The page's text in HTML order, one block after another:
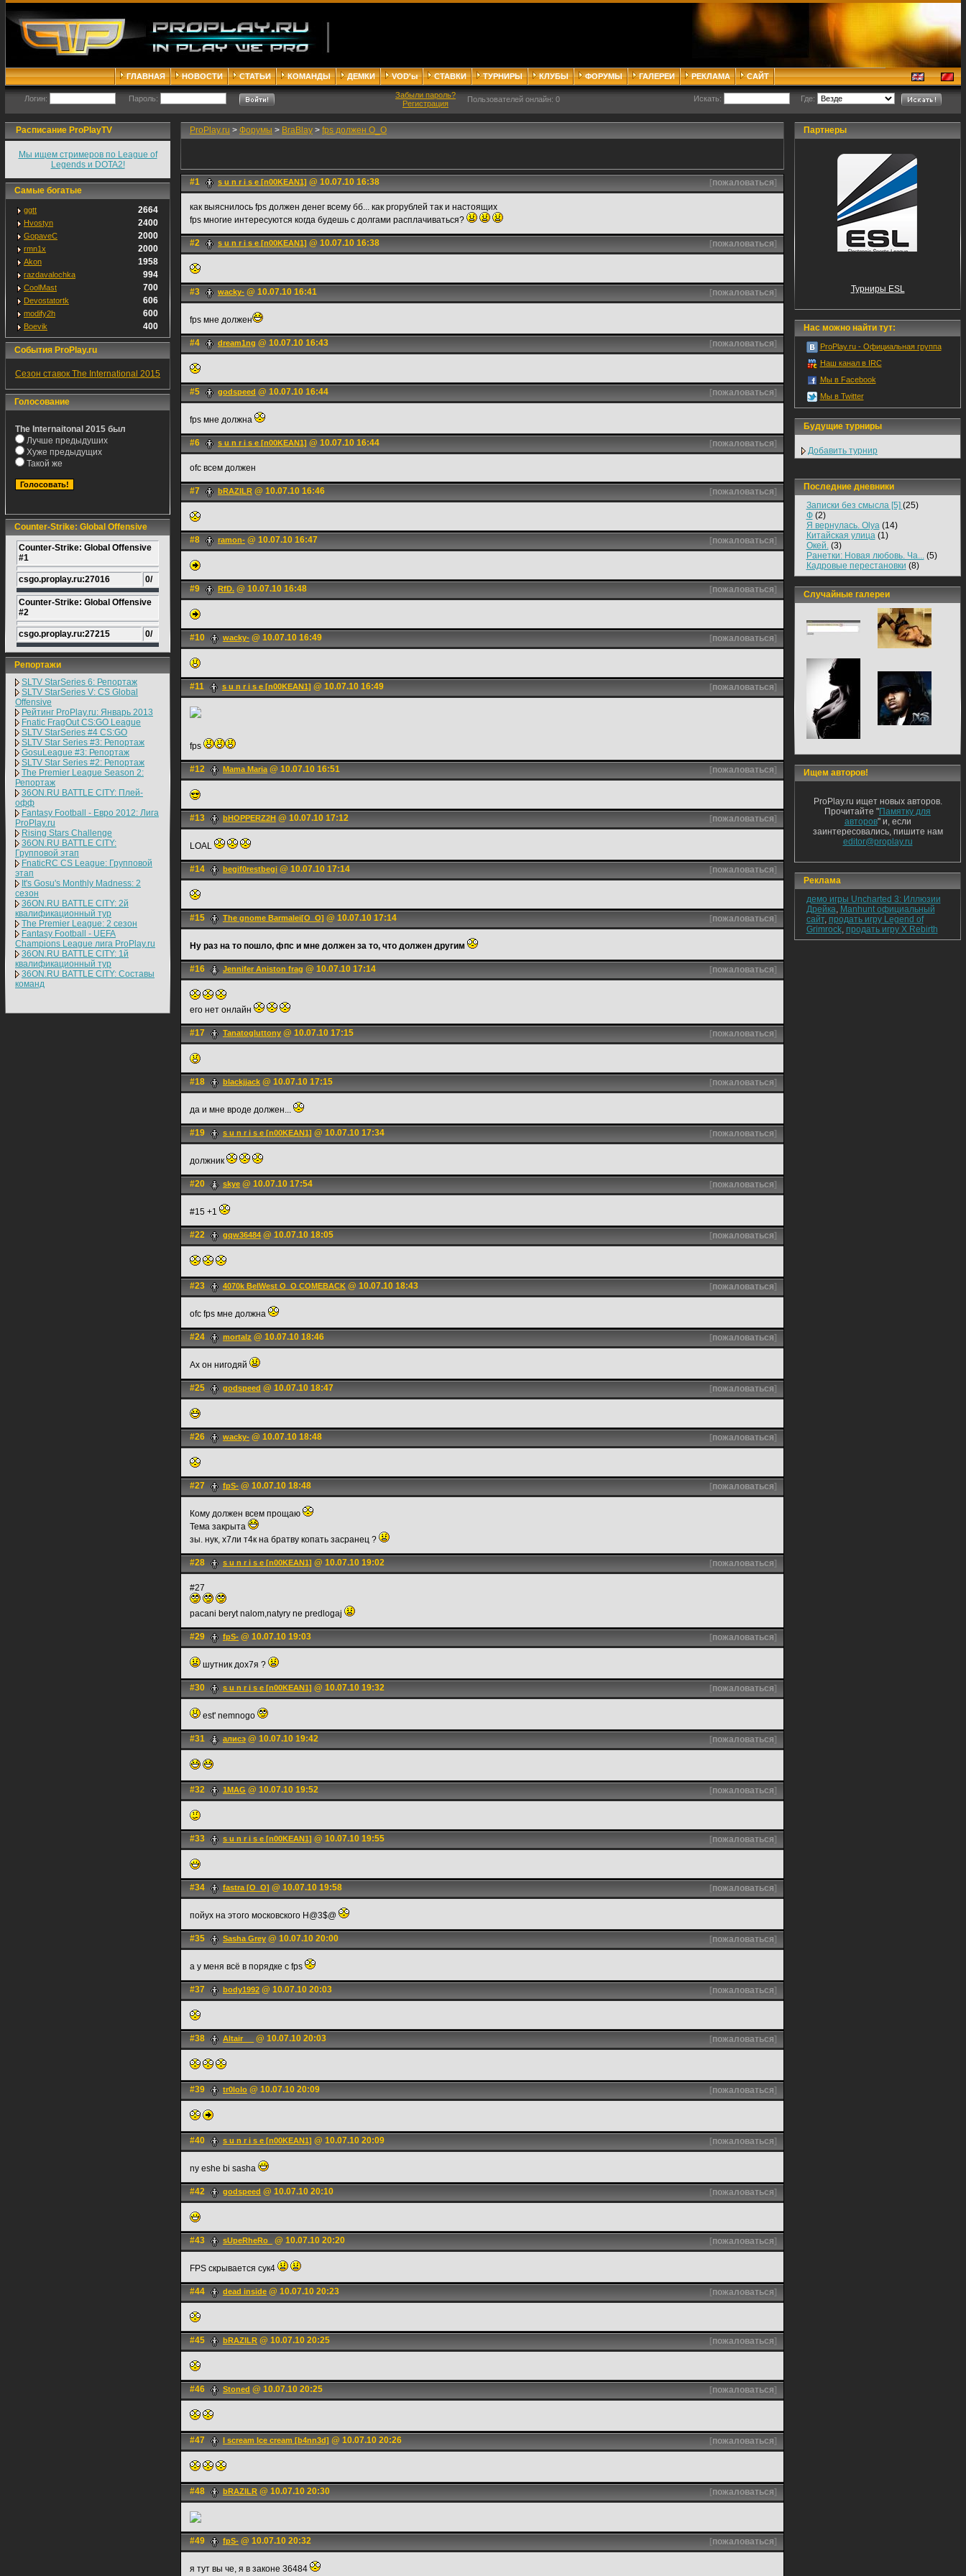
ГЛАВНАЯ НОВОСТИ СТАТЬИ КОМАНДЫ ДЕМКИ VOD'ы СТАВКИ ТУРНИРЫ КЛУБЫ ФОРУМЫ ГАЛЕРЕИ РЕКЛАМА САЙТ
Логин: Пароль:
Забыли пароль?
Регистрация
Пользователей онлайн: 0 Искать: Где:
Расписание ProPlayTV
Мы ищем стримеров по League of
Legends и DOTA2!
Самые богатые
ggtt 2664
Hvostyn 2400
GopaveC 2000
rmn1x 2000
Akon 1958
razdavalochka 994
CoolMast 700
Devostatortk 606
modify2h 600
Boevik 400
События ProPlay.ru
Сезон ставок The International 2015
Голосование
The Internaitonal 2015 был
Лучше предыдуших
Хуже предыдущих
Такой же
Counter-Strike: Global Offensive
Counter-Strike: Global Offensive
#1
csgo.proplay.ru:27016 0/
Counter-Strike: Global Offensive
#2
csgo.proplay.ru:27215 0/
Репортажи
SLTV StarSeries 6: Репортаж
SLTV StarSeries V: CS Global
Offensive
Рейтинг ProPlay.ru: Январь 2013
Fnatic FragOut CS:GO League
SLTV StarSeries #4 CS:GO
SLTV Star Series #3: Репортаж
GosuLeague #3: Репортаж
SLTV Star Series #2: Репортаж
The Premier League Season 2:
Репортаж
36ON.RU BATTLE CITY: Плей-
офф
Fantasy Football - Евро 2012: Лига
ProPlay.ru
Rising Stars Challenge
36ON.RU BATTLE CITY:
Групповой этап
FnaticRC CS League: Групповой
этап
It's Gosu's Monthly Madness: 2
сезон
36ON.RU BATTLE CITY: 2й
квалификационный тур
The Premier League: 2 cезон
Fantasy Football - UEFA
Champions League лига ProPlay.ru
36ON.RU BATTLE CITY: 1й
квалификационный тур
36ON.RU BATTLE CITY: Составы
команд
ProPlay.ru > Форумы > BraBlay > fps должен О_О
#1 s u n r i s e [n00KEAN1] @ 10.07.10 16:38 [пожаловаться]
как выяснилось fps должен денег всему бб... как proрублей так и настоящих
fps многие интересуются когда будешь с долгами расплачиваться?
#2 s u n r i s e [n00KEAN1] @ 10.07.10 16:38 [пожаловаться]
#3 wacky- @ 10.07.10 16:41 [пожаловаться]
fps мне должен
#4 dream1ng @ 10.07.10 16:43 [пожаловаться]
#5 godspeed @ 10.07.10 16:44 [пожаловаться]
fps мне должна
#6 s u n r i s e [n00KEAN1] @ 10.07.10 16:44 [пожаловаться]
ofc всем должен
#7 bRAZILR @ 10.07.10 16:46 [пожаловаться]
#8 ramon- @ 10.07.10 16:47 [пожаловаться]
#9 RfD. @ 10.07.10 16:48 [пожаловаться]
#10 wacky- @ 10.07.10 16:49 [пожаловаться]
#11 s u n r i s e [n00KEAN1] @ 10.07.10 16:49 [пожаловаться]
fps
#12 Mama Maria@ 10.07.10 16:51 [пожаловаться]
#13 bHOPPERZ2H @ 10.07.10 17:12 [пожаловаться]
LOAL
#14 begif0restbegi @ 10.07.10 17:14 [пожаловаться]
#15 The gnome Barmalei[O_O] @ 10.07.10 17:14 [пожаловаться]
Ну раз на то пошло, фпс и мне должен за то, что должен другим
#16 Jennifer Aniston frag @ 10.07.10 17:14 [пожаловаться]
его нет онлайн
#17 Tanatogluttony @ 10.07.10 17:15 [пожаловаться]
#18 blackjjack @ 10.07.10 17:15 [пожаловаться]
да и мне вроде должен...
#19 s u n r i s e [n00KEAN1] @ 10.07.10 17:34 [пожаловаться]
должник
#20 skye @ 10.07.10 17:54 [пожаловаться]
#15 +1
#22 gqw36484 @ 10.07.10 18:05 [пожаловаться]
#23 4070k BelWest O_O COMEBACK @ 10.07.10 18:43 [пожаловаться]
ofc fps мне должна
#24 mortalz @ 10.07.10 18:46 [пожаловаться]
Ах он нигодяй
#25 godspeed @ 10.07.10 18:47 [пожаловаться]
#26 wacky- @ 10.07.10 18:48 [пожаловаться]
#27 fpS- @ 10.07.10 18:48 [пожаловаться]
Кому должен всем прощаю
Тема закрыта
зы. нук, х7ли т4к на братву копать засранец ?
#28 s u n r i s e [n00KEAN1] @ 10.07.10 19:02 [пожаловаться]
#27
pacani beryt nalom,natyry ne predlogaj
#29 fpS- @ 10.07.10 19:03 [пожаловаться]
шутник дох7я ?
#30 s u n r i s e [n00KEAN1] @ 10.07.10 19:32 [пожаловаться]
est' nemnogo
#31 алисэ @ 10.07.10 19:42 [пожаловаться]
#32 1MAG @ 10.07.10 19:52 [пожаловаться]
#33 s u n r i s e [n00KEAN1] @ 10.07.10 19:55 [пожаловаться]
#34 fastra [O_O] @ 10.07.10 19:58 [пожаловаться]
пойух на этого московского H@3$@
#35 Sasha Grey @ 10.07.10 20:00 [пожаловаться]
а у меня всё в порядке с fps
#37 body1992 @ 10.07.10 20:03 [пожаловаться]
#38 Altair __ @ 10.07.10 20:03 [пожаловаться]
#39 tr0lolo @ 10.07.10 20:09 [пожаловаться]
#40 s u n r i s e [n00KEAN1] @ 10.07.10 20:09 [пожаловаться]
ny eshe bi sasha
#42 godspeed @ 10.07.10 20:10 [пожаловаться]
#43 sUpeRheRo_ @ 10.07.10 20:20 [пожаловаться]
FPS скрывается сук4
#44 dead inside @ 10.07.10 20:23 [пожаловаться]
#45 bRAZILR @ 10.07.10 20:25 [пожаловаться]
#46 Stoned @ 10.07.10 20:25 [пожаловаться]
#47 I scream Ice cream [b4nn3d] @ 10.07.10 20:26 [пожаловаться]
#48 bRAZILR @ 10.07.10 20:30 [пожаловаться]
#49 fpS- @ 10.07.10 20:32 [пожаловаться]
я тут вы че, я в законе 36484
Партнеры
Турниры ESL
Нас можно найти тут:
ProPlay.ru - Официальная группа
Наш канал в IRC
Мы в Facebook
Мы в Twitter
Будущие турниры
Добавить турнир
Последние дневники
Записки без смысла [5] (25)
Ф(2)
Я вернулась. Olya(14)
Китайская улица(1)
Окей.(3)
Ранетки: Новая любовь. Ча...(5)
Кадровые перестановки (8)
Случайные галереи
Ищем авторов!
ProPlay.ru ищет новых авторов.
Прочитайте "Памятку для
авторов" и, если
заинтересовались, пишите нам
editor@proplay.ru
Реклама
демо игры Uncharted 3: Иллюзии
Дрейка, Manhunt официальный
сайт, продать игру Legend of
Grimrock, продать игру X Rebirth